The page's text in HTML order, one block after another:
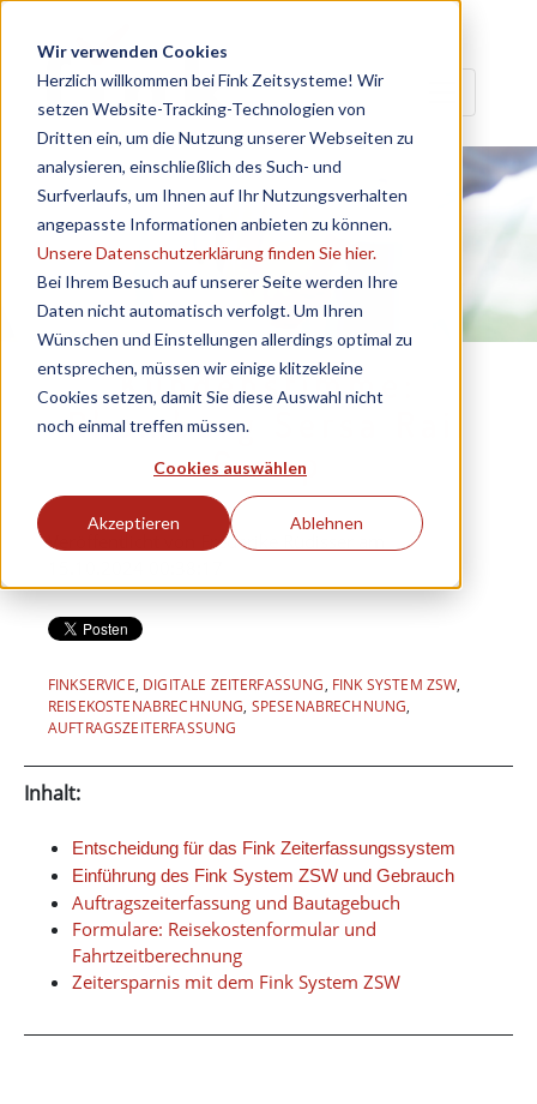
Wir verwenden Cookies
Herzlich willkommen bei Fink Zeitsysteme! Wir
setzen Website-Tracking-Technologien von
Dritten ein, um die Nutzung unserer Webseiten zu
analysieren, einschließlich des Such- und
Surfverlaufs, um Ihnen auf Ihr Nutzungsverhalten
angepasste Informationen anbieten zu können.
Unsere Datenschutzerklärung finden Sie hier.
Bei Ihrem Besuch auf unserer Seite werden Ihre
Daten nicht automatisch verfolgt. Um Ihren
Wünschen und Einstellungen allerdings optimal zu
entsprechen, müssen wir einige klitzekleine
Cookies setzen, damit Sie diese Auswahl nicht
noch einmal treffen müssen.
Cookies auswählen
Akzeptieren Ablehnen
Kundenstimme:
Rhomberg Sersa Rail
Group
Veröffentlicht von Frederike Rüdisser
FINKSERVICE, DIGITALE ZEITERFASSUNG, FINK SYSTEM ZSW,
REISEKOSTENABRECHNUNG, SPESENABRECHNUNG,
AUFTRAGSZEITERFASSUNG
Inhalt:
Entscheidung für das Fink Zeiterfassungssystem
Einführung des Fink System ZSW und Gebrauch
Auftragszeiterfassung und Bautagebuch
Formulare: Reisekostenformular und
Fahrtzeitberechnung
Zeitersparnis mit dem Fink System ZSW